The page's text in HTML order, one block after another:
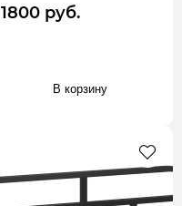
1800 руб.
В корзину